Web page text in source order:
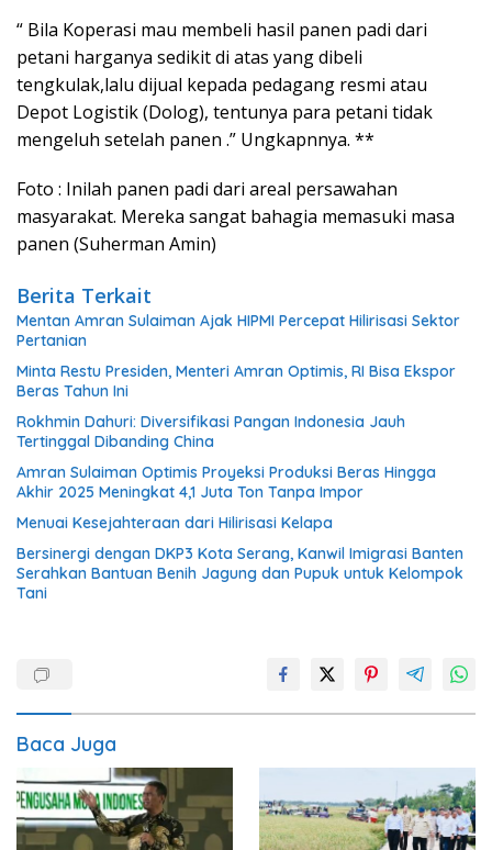
“ Bila Koperasi mau membeli hasil panen padi dari
petani harganya sedikit di atas yang dibeli
tengkulak,lalu dijual kepada pedagang resmi atau
Depot Logistik (Dolog), tentunya para petani tidak
mengeluh setelah panen .” Ungkapnnya. **
Foto : Inilah panen padi dari areal persawahan
masyarakat. Mereka sangat bahagia memasuki masa
panen (Suherman Amin)
Berita Terkait
Mentan Amran Sulaiman Ajak HIPMI Percepat Hilirisasi Sektor
Pertanian
Minta Restu Presiden, Menteri Amran Optimis, RI Bisa Ekspor
Beras Tahun Ini
Rokhmin Dahuri: Diversifikasi Pangan Indonesia Jauh
Tertinggal Dibanding China
Amran Sulaiman Optimis Proyeksi Produksi Beras Hingga
Akhir 2025 Meningkat 4,1 Juta Ton Tanpa Impor
Menuai Kesejahteraan dari Hilirisasi Kelapa
Bersinergi dengan DKP3 Kota Serang, Kanwil Imigrasi Banten
Serahkan Bantuan Benih Jagung dan Pupuk untuk Kelompok
Tani
Baca Juga